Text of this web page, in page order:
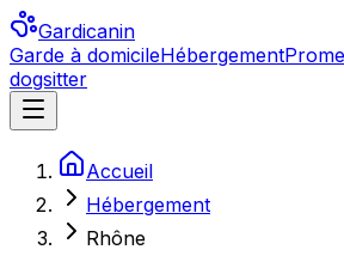
Gardicanin
Garde à domicileHébergement
dogsitter
Accueil
Hébergement
Rhône